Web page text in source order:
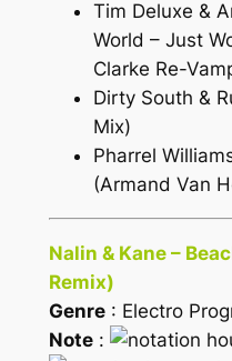
Tim Deluxe &
World – Just
Clarke Re-
Dirty South &
Mix)
Pharrel
(Armand Van
Nalin & Kane –
Remix)
Genre: Electro
Note: